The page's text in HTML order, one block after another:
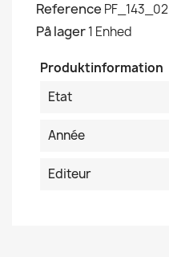
Reference PF_143_02
På lager1 Enhed
Produktinformation
Etat
Année
Editeur